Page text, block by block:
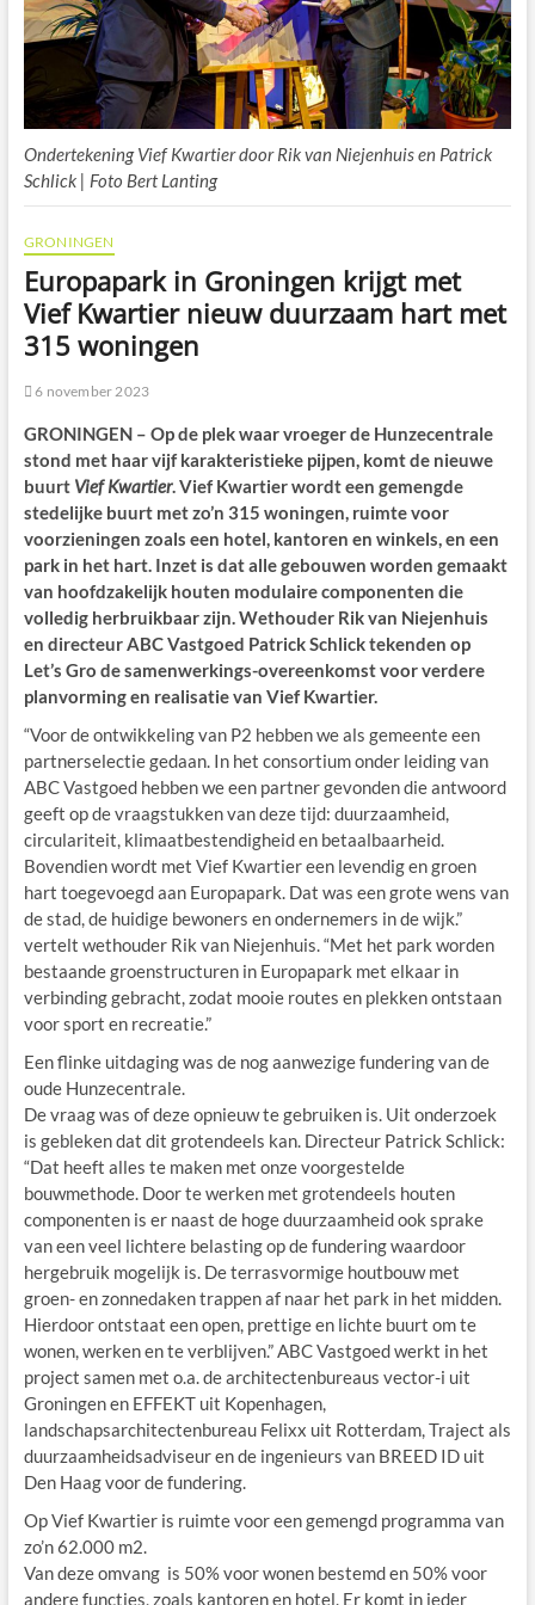
Ondertekening Vief Kwartier door Rik van Niejenhuis en Patrick
Schlick | Foto Bert Lanting
GRONINGEN
Europapark in Groningen krijgt met
Vief Kwartier nieuw duurzaam hart met
315 woningen
6 november 2023
GRONINGEN – Op de plek waar vroeger de Hunzecentrale
stond met haar vijf karakteristieke pijpen, komt de nieuwe
buurt Vief Kwartier. Vief Kwartier wordt een gemengde
stedelijke buurt met zo’n 315 woningen, ruimte voor
voorzieningen zoals een hotel, kantoren en winkels, en een
park in het hart. Inzet is dat alle gebouwen worden gemaakt
van hoofdzakelijk houten modulaire componenten die
volledig herbruikbaar zijn. Wethouder Rik van Niejenhuis
en directeur ABC Vastgoed Patrick Schlick tekenden op
Let’s Gro de samenwerkings-overeenkomst voor verdere
planvorming en realisatie van Vief Kwartier.
“Voor de ontwikkeling van P2 hebben we als gemeente een
partnerselectie gedaan. In het consortium onder leiding van
ABC Vastgoed hebben we een partner gevonden die antwoord
geeft op de vraagstukken van deze tijd: duurzaamheid,
circulariteit, klimaatbestendigheid en betaalbaarheid.
Bovendien wordt met Vief Kwartier een levendig en groen
hart toegevoegd aan Europapark. Dat was een grote wens van
de stad, de huidige bewoners en ondernemers in de wijk.”
vertelt wethouder Rik van Niejenhuis. “Met het park worden
bestaande groenstructuren in Europapark met elkaar in
verbinding gebracht, zodat mooie routes en plekken ontstaan
voor sport en recreatie.”
Een flinke uitdaging was de nog aanwezige fundering van de
oude Hunzecentrale.
De vraag was of deze opnieuw te gebruiken is. Uit onderzoek
is gebleken dat dit grotendeels kan. Directeur Patrick Schlick:
“Dat heeft alles te maken met onze voorgestelde
bouwmethode. Door te werken met grotendeels houten
componenten is er naast de hoge duurzaamheid ook sprake
van een veel lichtere belasting op de fundering waardoor
hergebruik mogelijk is. De terrasvormige houtbouw met
groen- en zonnedaken trappen af naar het park in het midden.
Hierdoor ontstaat een open, prettige en lichte buurt om te
wonen, werken en te verblijven.” ABC Vastgoed werkt in het
project samen met o.a. de architectenbureaus vector-i uit
Groningen en EFFEKT uit Kopenhagen,
landschapsarchitectenbureau Felixx uit Rotterdam, Traject als
duurzaamheidsadviseur en de ingenieurs van BREED ID uit
Den Haag voor de fundering.
Op Vief Kwartier is ruimte voor een gemengd programma van
zo’n 62.000 m2.
Van deze omvang is 50% voor wonen bestemd en 50% voor
andere functies, zoals kantoren en hotel. Er komt in ieder